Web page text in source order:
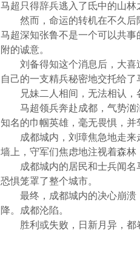
马超只得辞兵逃入了氐中的山林
然而，命运的转机在不久后
马超深知张鲁不是一个可以共
附的诚意。
刘备得知这个消息后，大
自己的一支精兵秘密地交托给了
兄妹二人相间，无法相认，
马超领兵奔赴成都，气势
知名的巾帼英雄，毫无畏惧，并
成都城内，刘璋焦急地走
墙上，守军们焦虑地注视着森林
成都城内的居民和士兵闻
恐惧笼罩了整个城市。
最终，成都城内的决心崩
降。成都沦陷。
胜利或失败，日新月异，都